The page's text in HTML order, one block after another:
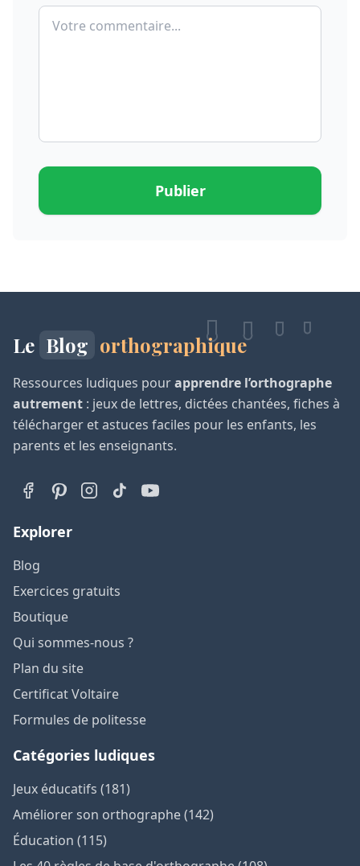
Publier
Le Blog orthographique
Ressources ludiques pourapprendre l’orthographe
autrement : jeux de lettres, dictées chantées, fiches à
télécharger et astuces faciles pour les enfants, les
parents et les enseignants.
Explorer
Blog
Exercices gratuits
Boutique
Qui sommes-nous ?
Plan du site
Certificat Voltaire
Formules de politesse
Catégories ludiques
Jeux éducatifs (181)
Améliorer son orthographe (142)
Éducation (115)